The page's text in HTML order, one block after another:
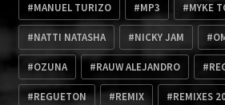
MANUEL TURIZO MP3 MYKE
NATTI NATASHA NICKY JAM
OZUNA RAUW ALEJANDRO
REGUETON REMIX REMIXES